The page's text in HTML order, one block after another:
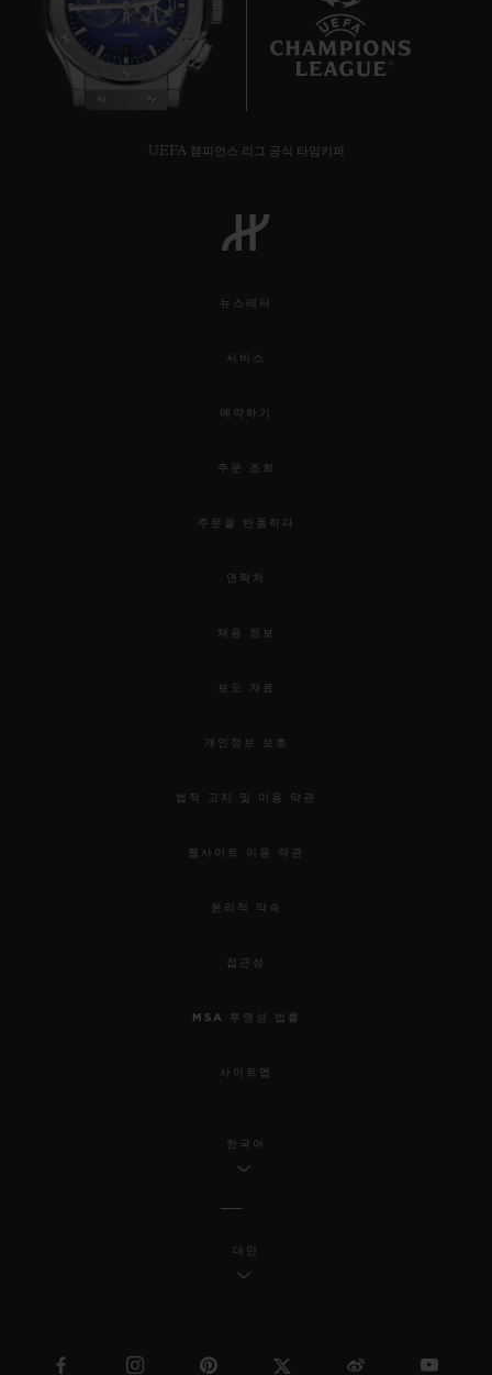
UEFA 챔피언스 리그 공식 타임키퍼
뉴스레터
서비스
예약하기
주문 조회
주문을 반품하다
연락처
채용 정보
보도 자료
개인정보 보호
법적 고지 및 이용 약관
웹사이트 이용 약관
윤리적 약속
접근성
MSA 투명성 법률
사이트맵
한국어
대만